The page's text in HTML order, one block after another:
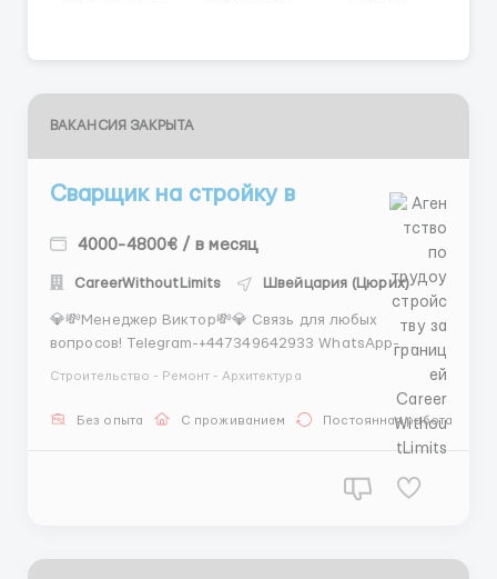
ВАКАНСИЯ ЗАКРЫТА
Сварщик на стройку в
4000-4800€ / в месяц
CareerWithoutLimits Швейцария (Цюрих)
💎💸Менеджер Виктор💸💎 Связь для любых
вопросов! Telegram-+447349642933 WhatsApp-
Напиши прямо сейчас и сделай шаг к новой работе
Строительство - Ремонт - Архитектура
Без опыта С проживанием Постоянная работа